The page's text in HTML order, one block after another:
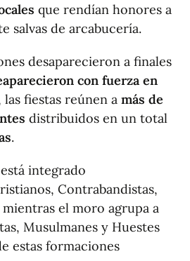
que rendían honores a
salvas de arcabucería.
desaparecieron a finales
con fuerza en
fiestas reúnen a más de
distribuidos en un total
.
integrado
Contrabandistas,
el moro agrupa a
Musulmanes y Huestes
estas formaciones